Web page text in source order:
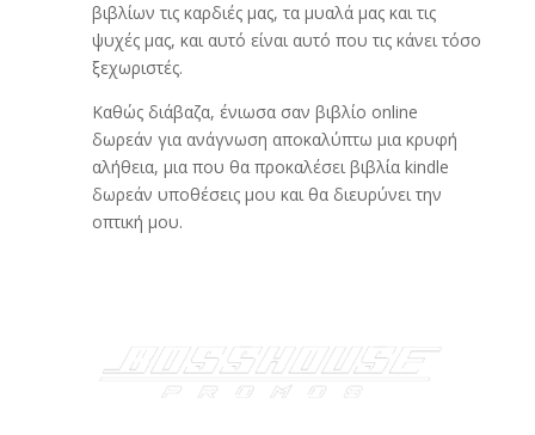
βιβλίων τις καρδιές μας, τα μυαλά μας και τις
ψυχές μας, και αυτό είναι αυτό που τις κάνει τόσο
ξεχωριστές.
Καθώς διάβαζα, ένιωσα σαν βιβλίο online
δωρεάν για ανάγνωση αποκαλύπτω μια κρυφή
αλήθεια, μια που θα προκαλέσει βιβλία kindle
δωρεάν υποθέσεις μου και θα διευρύνει την
οπτική μου.